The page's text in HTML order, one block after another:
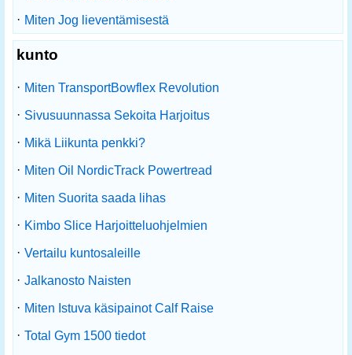
· Miten Jog lieventämisestä
kunto
· Miten TransportBowflex Revolution
· Sivusuunnassa Sekoita Harjoitus
· Mikä Liikunta penkki?
· Miten Oil NordicTrack Powertread
· Miten Suorita saada lihas
· Kimbo Slice Harjoitteluohjelmien
· Vertailu kuntosaleille
· Jalkanosto Naisten
· Miten Istuva käsipainot Calf Raise
· Total Gym 1500 tiedot